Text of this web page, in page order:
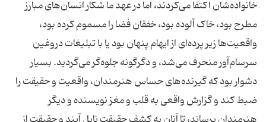
خانواده‌شان اکتفا می‌کردند، اما در عهد ما شکار انسان‌های مبارز
مطرح بود، خاک آلوده بود، خفقان فضا را مسموم کرده بود،
واقعیت‌ها زیر پرده‌ای از ایهام پنهان بود یا با تبلیغات دروغین
سرسام‌آور منحرف می‌شد، و دگرگونه جلوه‌گر می‌گردید. بسیار
دشوار بود که گیرنده‌های حساس هنرمندان، واقعیت و حقیقت را
ضبط کند و گزارش واقعی به قلب و مغز نویسنده و دیگر